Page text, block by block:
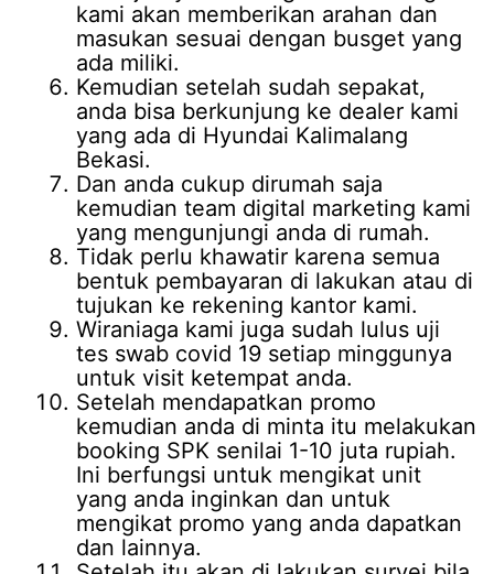
kami akan memberikan arahan dan
masukan sesuai dengan busget yang
ada miliki.
Kemudian setelah sudah sepakat,
anda bisa berkunjung ke dealer kami
yang ada di Hyundai Kalimalang
Bekasi.
Dan anda cukup dirumah saja
kemudian team digital marketing kami
yang mengunjungi anda di rumah.
Tidak perlu khawatir karena semua
bentuk pembayaran di lakukan atau di
tujukan ke rekening kantor kami.
Wiraniaga kami juga sudah lulus uji
tes swab covid 19 setiap minggunya
untuk visit ketempat anda.
Setelah mendapatkan promo
kemudian anda di minta itu melakukan
booking SPK senilai 1-10 juta rupiah.
Ini berfungsi untuk mengikat unit
yang anda inginkan dan untuk
mengikat promo yang anda dapatkan
dan lainnya.